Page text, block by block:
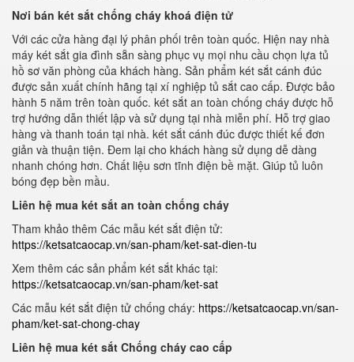
Nơi bán két sắt chống cháy khoá điện tử
Với các cửa hàng đại lý phân phối trên toàn quốc. Hiện nay nhà
máy két sắt gia đình sẵn sàng phục vụ mọi nhu cầu chọn lựa tủ
hồ sơ văn phòng của khách hàng. Sản phẩm két sắt cánh đúc
được sản xuất chính hãng tại xí nghiệp tủ sắt cao cấp. Được bảo
hành 5 năm trên toàn quốc. két sắt an toàn chống cháy được hỗ
trợ hướng dẫn thiết lập và sử dụng tại nhà miễn phí. Hỗ trợ giao
hàng và thanh toán tại nhà. két sắt cánh đúc được thiết kế đơn
giản và thuận tiện. Đem lại cho khách hàng sử dụng dễ dàng
nhanh chóng hơn. Chất liệu sơn tĩnh điện bề mặt. Giúp tủ luôn
bóng đẹp bền mầu.
Liên hệ mua két sắt an toàn chống cháy
Tham khảo thêm Các mẫu két sắt điện tử:
https://ketsatcaocap.vn/san-pham/ket-sat-dien-tu
Xem thêm các sản phẩm két sắt khác tại:
https://ketsatcaocap.vn/san-pham/ket-sat
Các mẫu két sắt điện tử chống cháy: https://ketsatcaocap.vn/san-
pham/ket-sat-chong-chay
Liên hệ mua két sắt Chống cháy cao cấp